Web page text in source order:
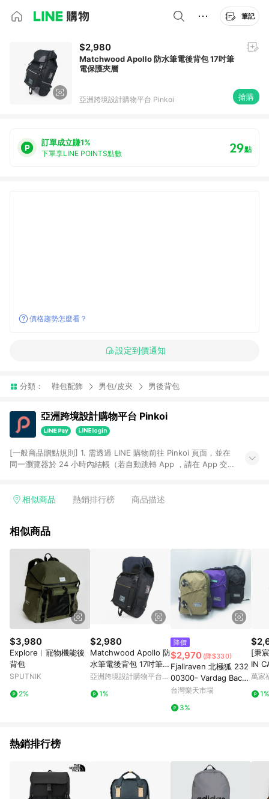
筆記
$2,980
Matchwood Apollo 防水筆電後背包 17吋筆
電保護夾層
亞洲跨境設計購物平台 Pinkoi 搶購
訂單成立賺1%
下單享LINE POINTS點數 29點
價格趨勢怎麼看？
設定到價通知
分類： 鞋包配飾 男包/皮夾 男後背包
亞洲跨境設計購物平台 Pinkoi
[一般商品贈點規則] 1. 需透過 LINE 購物前往 Pinkoi 頁面，並在
同一瀏覽器於 24 小時內結帳（若自動跳轉 App ，請在 App 交
回饋訂單不得享有 Pinkoi 站方優惠，例如首購優惠，P coins，
行為，不具贈點資格，部分退款不在此限。 6. APP 請更新至
貨後 45 天後發送。 8. 群眾募資商品，禮物卡，開館保證金，補
運費，攤位費等不具贈點資格。 9. LINE 購物站上之商品規格、
顏色、價位、贈品如與 Pinkoi 商品資訊頁及購物車不符，以
Pinkoi 購物商品資訊頁及購物車標示為準。 10. 點數紅包使用規
則請以點數紅包活動說明為準。 11. 若於 LINE 購物前往 Pinkoi
頁面後才首次下載 Pinkoi APP 並完成訂單，不符合導購資格；承
上，首次下載 Pinkoi APP 後，需透過 LINE 購物前往 Pinkoi 頁
面，方享導購資格。
相似商品 熱銷排行榜 商品描述
相似商品
$3,980
Explore︱寵物機能後
背包
SPUTNIK
2%
$2,980
Matchwood Apollo 防
水筆電後背包 17吋筆電
保護夾層 單寧款
亞洲跨境設計購物平台
1%
降價
$2,970 (降$330)
Fjallraven 北極狐 232
00300- Vardag Backp
ack 17 後背包【iSport
台灣樂天市場
3%
[秉
IN
萬家
1%
熱銷排行榜